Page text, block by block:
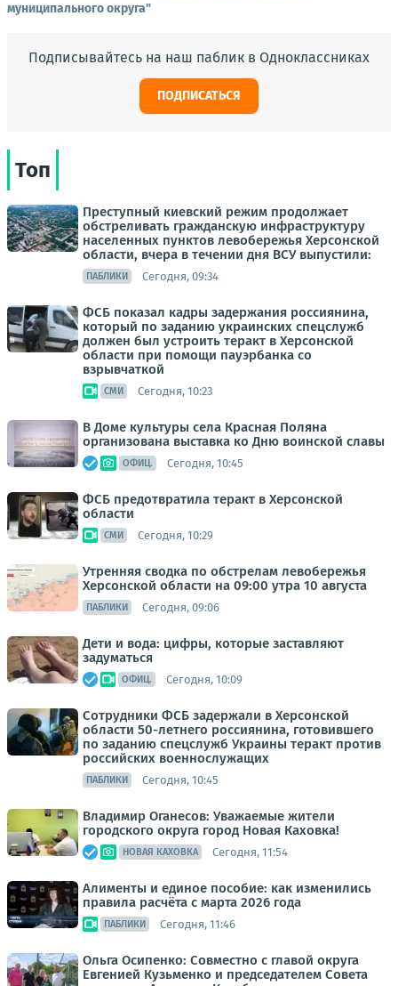
муниципального округа"
Подписывайтесь на наш паблик в Одноклассниках
ПОДПИСАТЬСЯ
Топ
Преступный киевский режим продолжает
обстреливать гражданскую инфраструктуру
населенных пунктов левобережья Херсонской
области, вчера в течении дня ВСУ выпустили:
ПАБЛИКИ Сегодня, 09:34
ФСБ показал кадры задержания россиянина,
который по заданию украинских спецслужб
должен был устроить теракт в Херсонской
области при помощи пауэрбанка со
взрывчаткой
СМИ Сегодня, 10:23
В Доме культуры села Красная Поляна
организована выставка ко Дню воинской славы
ОФИЦ. Сегодня, 10:45
ФСБ предотвратила теракт в Херсонской
области
СМИ Сегодня, 10:29
Утренняя сводка по обстрелам левобережья
Херсонской области на 09:00 утра 10 августа
ПАБЛИКИ Сегодня, 09:06
Дети и вода: цифры, которые заставляют
задуматься
ОФИЦ. Сегодня, 10:09
Сотрудники ФСБ задержали в Херсонской
области 50-летнего россиянина, готовившего
по заданию спецслужб Украины теракт против
российских военнослужащих
ПАБЛИКИ Сегодня, 10:45
Владимир Оганесов: Уважаемые жители
городского округа город Новая Каховка!
НОВАЯ КАХОВКА Сегодня, 11:54
Алименты и единое пособие: как изменились
правила расчёта с марта 2026 года
ПАБЛИКИ Сегодня, 11:46
Ольга Осипенко: Совместно с главой округа
Евгенией Кузьменко и председателем Совета